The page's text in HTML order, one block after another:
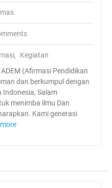
,
Kegiatan
(Afirmasi Pendidikan
dan berkumpul dengan
Salam
menimba ilmu Dan
Kami generasi